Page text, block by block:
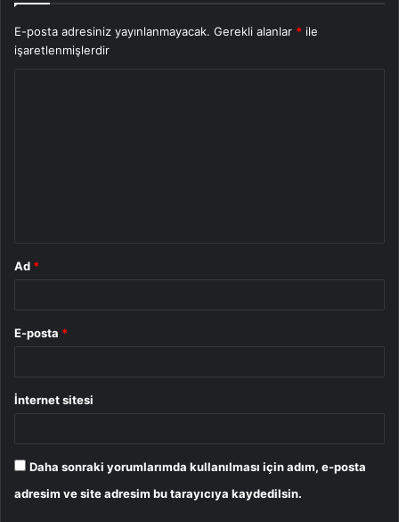
E-posta adresiniz yayınlanmayacak. Gerekli alanlar * ile
işaretlenmişlerdir
Ad *
E-posta *
İnternet sitesi
Daha sonraki yorumlarımda kullanılması için adım, e-posta
adresim ve site adresim bu tarayıcıya kaydedilsin.